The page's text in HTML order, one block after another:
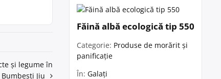
și legume în
Bumbesti Jiu
Făină albă ecologică tip 550
Categorie: Produse de morărit și
panificație
În: Galați